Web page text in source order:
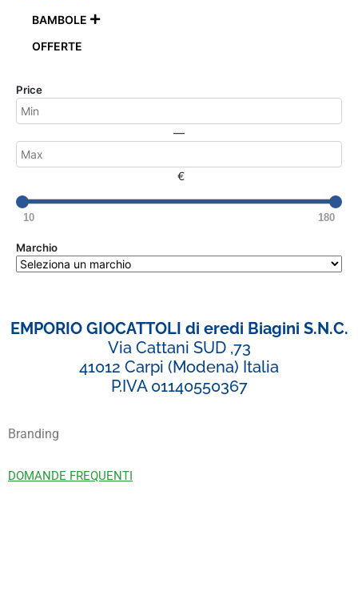
BAMBOLE 
OFFERTE
Price
—
€
10 180
Marchio
EMPORIO GIOCATTOLI di eredi Biagini S.N.C.
Via Cattani SUD ,73
41012 Carpi (Modena) Italia
P.IVA 01140550367
Branding
DOMANDE FREQUENTI